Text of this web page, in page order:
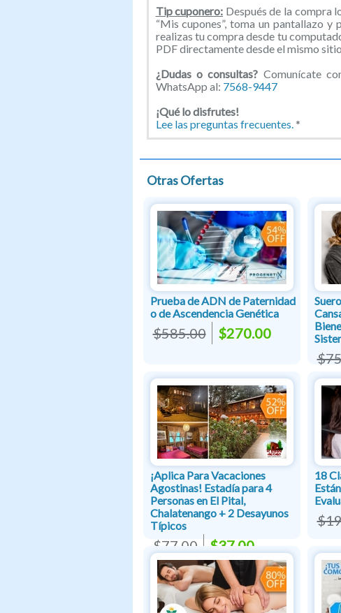
Tip cuponero: Después de la compra
“Mis cupones”, toma un pantallazo
realizas tu compra desde tu
PDF directamente desde el mismo
¿Dudas o consultas? Comunícate
WhatsApp al: 7568-9447
¡Qué lo disfrutes!
Lee las preguntas frecuentes.*
Otras Ofertas
Prueba de ADN de Paternidad
o de Ascendencia Genética
$585.00 $270.00
¡Aplica Para Vacaciones
Agostinas! Estadía para 4
Personas en El Pital,
Chalatenango + 2 Desayunos
Típicos
$77.00 $37.00
18